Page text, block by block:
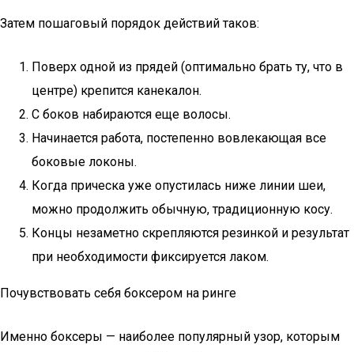
Затем пошаговый порядок действий таков:
Поверх одной из прядей (оптимально брать ту, что в
центре) крепится канекалон.
С боков набираются еще волосы.
Начинается работа, постепенно вовлекающая все
боковые локоны.
Когда прическа уже опустилась ниже линии шеи,
можно продолжить обычную, традиционную косу.
Концы незаметно скрепляются резинкой и результат
при необходимости фиксируется лаком.
Почувствовать себя боксером на ринге
Именно боксеры — наиболее популярный узор, которым